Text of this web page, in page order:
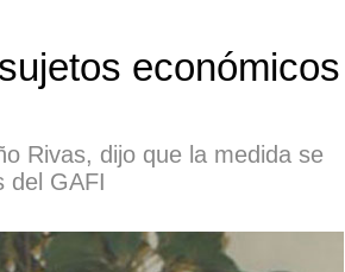
económicos
Rivas, dijo que la medida se
del GAFI